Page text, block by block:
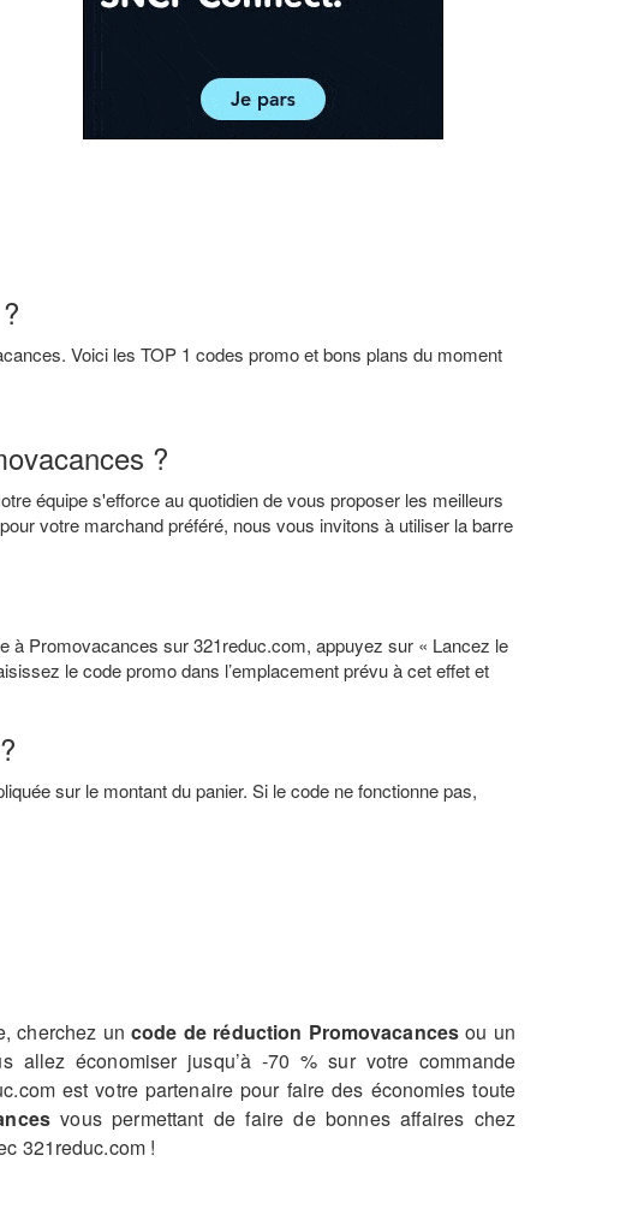
Voici les TOP 1 codes promo et bons plans du moment
?
équipe s'efforce au quotidien de vous proposer les meilleurs
votre marchand préféré, nous vous invitons à utiliser la barre
à Promovacances sur 321reduc.com, appuyez sur « Lancez le
le code promo dans l’emplacement prévu à cet effet et
sur le montant du panier. Si le code ne fonctionne pas,
cherchez uncode de réduction Promovacancesou un
économiser jusqu’à -70 % sur votre commande
est votre partenaire pour faire des économies toute
vous permettant de faire de bonnes affaires chez
321reduc.com !